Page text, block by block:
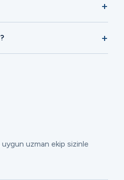
uygun uzman ekip sizinle